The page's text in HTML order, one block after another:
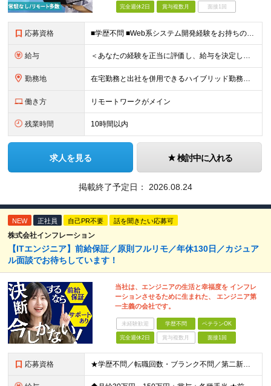
完全週休2日 賞与複数月 面接1回
応募資格 ■学歴不問 ■Web系システム開発経験をお持ちの方 ★設計・開発経験～運用保守まで幅広く募集します ★Google Cloud・AWS・Azureなど、クラウド技術は問いませんが、経験・知見が深い方は
給与 ＜あなたの経験を正当に評価し、給与を決定します！＞ 想定年収450万円～1,000万円 └月給30万8000円～＋賞与年2回 ◎在宅勤務手当あり ◎交通費100％支給 ◎資格取得奨励制度(一時金/資格
勤務地 在宅勤務と出社を併用できるハイブリッド勤務！ （出社は週1～3日程度ですが、ご希望に合わせて柔軟に対応可能です。） ≪東京オフィス≫ 東京都新宿区西新宿2-6-1 新宿住友ビル26F ※(業務の変
働き方 リモートワークがメイン
残業時間 10時間以内
求人を見る 検討中に入れる
掲載終了予定日： 2026.08.24
NEW 正社員 自己PR不要 話を聞きたい応募可
株式会社インフレーション
【ITエンジニア】前給保証／原則フルリモ／年休130日／カジュア
ル面談でお待ちしています！
当社は、エンジニアの生活と幸福度を インフレ
ーションさせるために生まれた、 エンジニア第
一主義の会社です。
未経験歓迎 学歴不問 ベテランOK
完全週休2日 賞与複数月 面接1回
応募資格 ★学歴不問／転職回数・ブランク不問／第二新卒も歓迎！ 【応募条件】 エンジニア実務経験がある方 ※領域や担当工程は問いません。 ◎学歴・ブランク・転職回数不問。 ◎選考はWebで完結！即日内定も！